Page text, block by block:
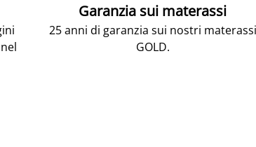
Garanzia sui materassi
25 anni di garanzia sui nostri materassi
GOLD.